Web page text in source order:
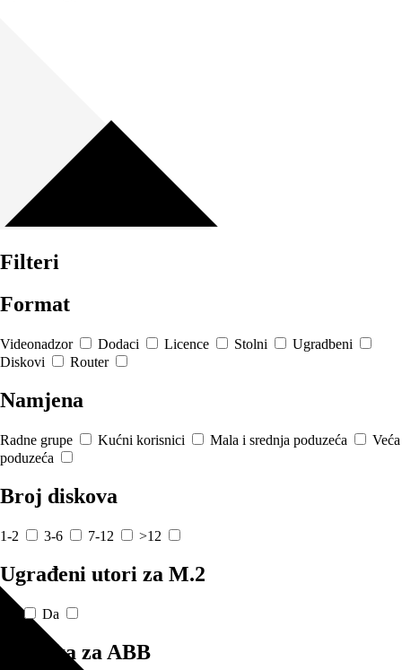
Filteri
Format
Videonadzor Dodaci Licence Stolni
Ugradbeni
Diskovi
Router
Namjena
Radne grupe Kućni korisnici Mala i srednja poduzeća
Veća
poduzeća
Broj diskova
1-2 3-6 7-12 >12
Ugrađeni utori za M.2
Da
Podrška za ABB